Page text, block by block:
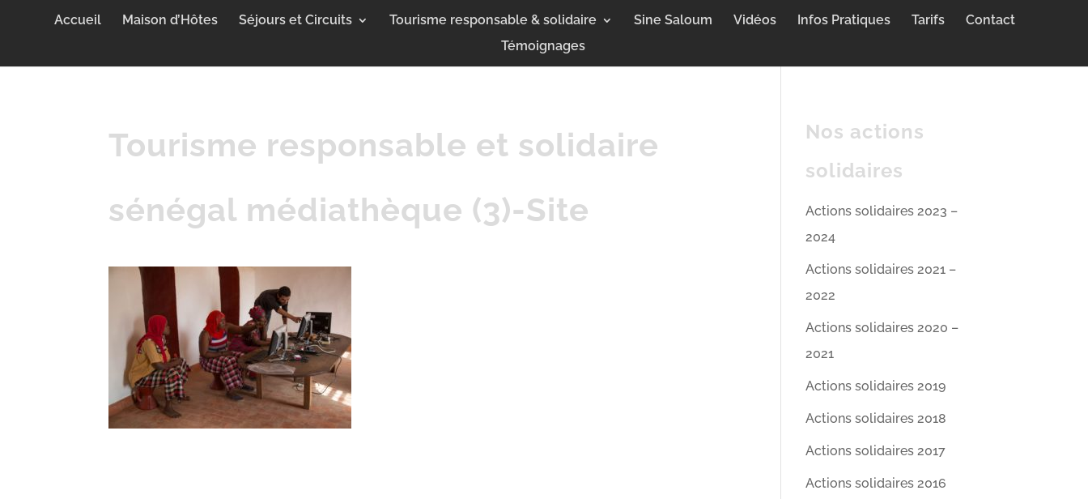
Accueil Maison d’Hôtes Séjours et Circuits Tourisme responsable & solidaire Sine Saloum Vidéos Infos Pratiques Tarifs
Contact
Témoignages
Tourisme responsable et solidaire
sénégal médiathèque (3)-Site
Nos actions
solidaires
Actions solidaires 2023 –
2024
Actions solidaires 2021 –
2022
Actions solidaires 2020 –
2021
Actions solidaires 2019
Actions solidaires 2018
Actions solidaires 2017
Actions solidaires 2016